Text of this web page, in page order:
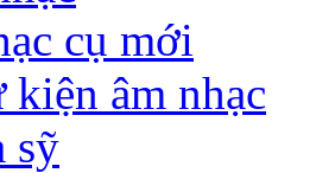
cụ mới
kiện âm nhạc
sỹ